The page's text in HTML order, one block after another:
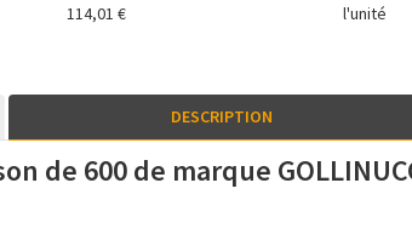
114,01 € l'unité
DESCRIPTION
de 600 de marque